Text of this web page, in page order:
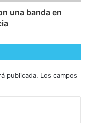
una banda en
publicada. Los campos